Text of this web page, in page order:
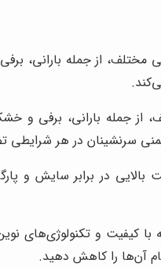
از جمله بارانی،
جمله بارانی، برفی و
سرنشینان در هر
بالایی در برابر سایش و
کیفیت و تکنولوژی‌های
آن‌ها را کاهش دهید.